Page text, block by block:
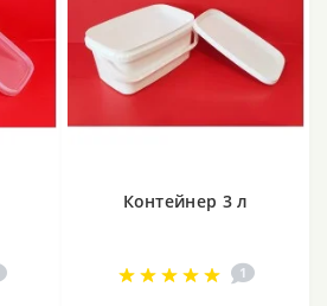
Контейнер 3 л
1